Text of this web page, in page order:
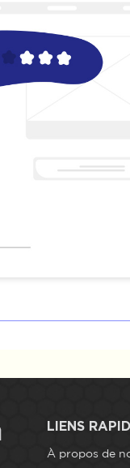
LIENS
À propos de